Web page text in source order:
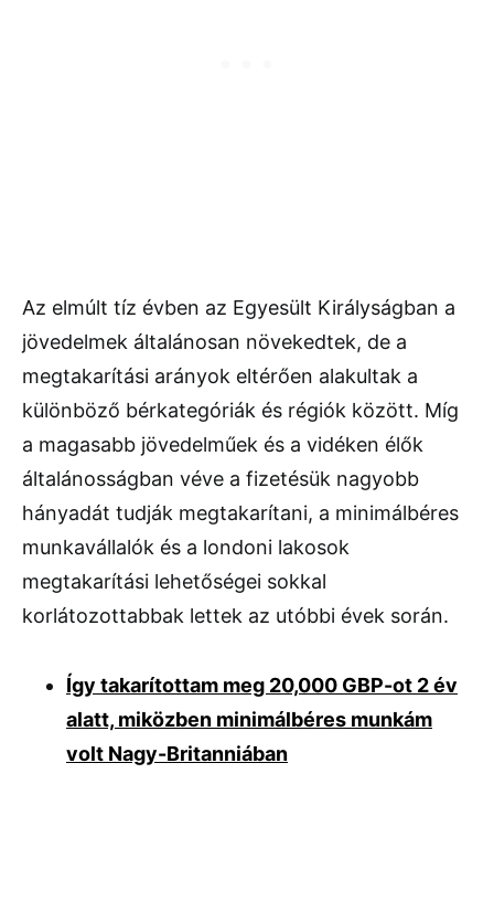
Az elmúlt tíz évben az Egyesült Királyságban a
jövedelmek általánosan növekedtek, de a
megtakarítási arányok eltérően alakultak a
különböző bérkategóriák és régiók között. Míg
a magasabb jövedelműek és a vidéken élők
általánosságban véve a fizetésük nagyobb
hányadát tudják megtakarítani, a minimálbéres
munkavállalók és a londoni lakosok
megtakarítási lehetőségei sokkal
korlátozottabbak lettek az utóbbi évek során.
Így takarítottam meg 20,000 GBP-ot 2 év
alatt, miközben minimálbéres munkám
volt Nagy-Britanniában